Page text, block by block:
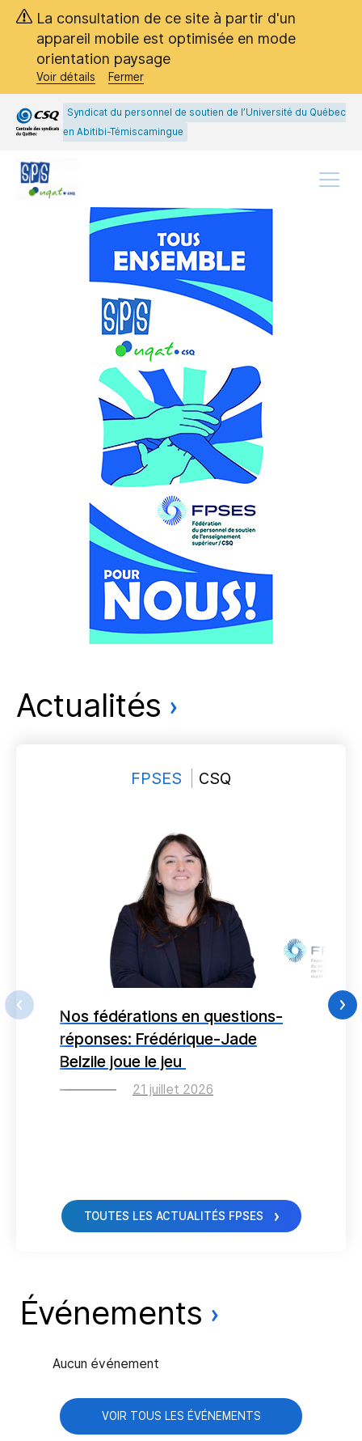
Passer
menu
principal
Passer
contenu
La consultation de ce site à partir d'un
appareil mobile est optimisée en mode
orientation paysage
Voir détails Fermer
Syndicat du personnel de soutien de l’Université du Québec
en Abitibi-Témiscamingue
Actualités
FPSES CSQ
Nos fédérations en questions-
réponses: Frédérique-Jade
Belzile joue le jeu
21 juillet 2026
TOUTES LES ACTUALITÉS FPSES
Événements
Aucun événement
VOIR TOUS LES ÉVÉNEMENTS